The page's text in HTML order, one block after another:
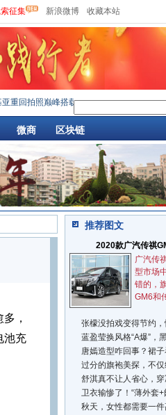
征集 新浪微博 收藏本站
拍照巅峰搭载5颗后置镜头·6·EPLS10总决
微商 区块链
，
池充
推荐图文
2020款广汽传祺
广汽传
型市场
错的，
GM6和
张檬没拍戏变得节约
蓝盈莹换风格“A爆”，
唐嫣造型咋回事？裙子
过分的旗袍美探，不仅
舒淇真不让人省心，
卫衣输惨了！“薄外套+
秋天，女性都需要一